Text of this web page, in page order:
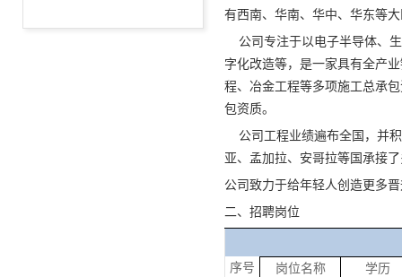
有西南、华南、华中、华东等
公司专注于以电子半导体、生
字化改造等，是一家具有全产
程、冶金工程等多项施工总承
包资质。
公司工程业绩遍布全国，并积
亚、孟加拉、安哥拉等国承接
公司致力于给年轻人创造更多
二、招聘岗位
序号 岗位名称 学历
校园安全工作